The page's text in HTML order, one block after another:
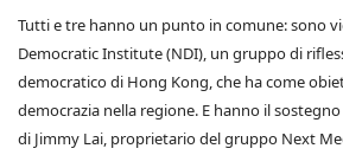
Tutti e tre hanno un punto in comune: sono
Democratic Institute (NDI), un gruppo di
democratico di Hong Kong, che ha come
democrazia nella regione. E hanno il
di Jimmy Lai, proprietario del gruppo Next